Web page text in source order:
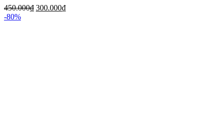
450.000₫ 300.000₫
-80%